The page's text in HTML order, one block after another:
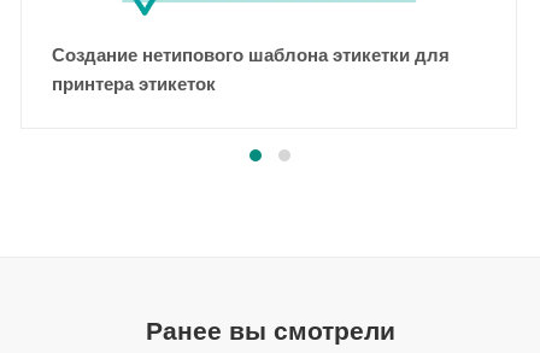
Создание нетипового шаблона этикетки для
принтера этикеток
Ранее вы смотрели